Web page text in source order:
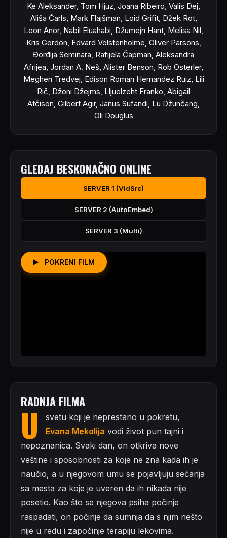
Ke Aleksander, Tom Hjuz, Joana Ribeiro, Valis Dej,
Ališa Čarls, Mark Flajšman, Loid Grifit, Džek Rot,
Leon Anor, Nabil Eluahabi, Džumejn Hant, Melisa Nil,
Kris Gordon, Edvard Volstenholme, Oliver Parsons,
Đorđija Seminara, Rafijela Čapman, Aleksandra
Afrijea, Jordan A. Neš, Alister Benson, Rob Osterler,
Meghen Tredvej, Edison Roman Hernandez Ruiz, Lili
Rič, Džoni Džejms, Lljuelzeht Franko, Abigail
Atčison, Gilbert Agir, Janus Sufandi, Lu Džunčang,
Oli Douglus
GLEDAJ BESKONAČNO ONLINE
SERVER 1 (VidSrc)
SERVER 2 (AutoEmbed)
SERVER 3 (Multi)
POKRENI FILM
RADNJA FILMA
U
svetu koji je neprestano u pokretu,
Evana Mekolija vodi život pun tajni i
nepoznanica. Svaki dan, on otkriva nove
veštine i sposobnosti za koje ne zna kada ih je
naučio, a u njegovom umu se pojavljuju sećanja
sa mesta za koje je uveren da ih nikada nije
posetio. Kao što se njegova psiha počinje
raspadati, on počinje da sumnja da s njim nešto
nije u redu i započinje terapiju lekovima.